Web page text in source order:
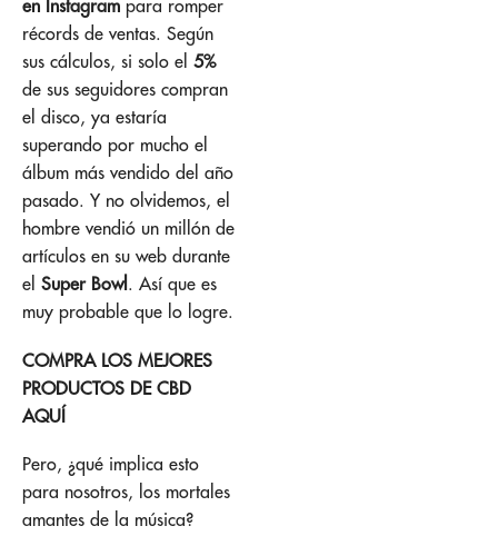
en Instagram para romper
récords de ventas. Según
sus cálculos, si solo el 5%
de sus seguidores compran
el disco, ya estaría
superando por mucho el
álbum más vendido del año
pasado. Y no olvidemos, el
hombre vendió un millón de
artículos en su web durante
el Super Bowl . Así que es
muy probable que lo logre.
COMPRA LOS MEJORES
PRODUCTOS DE CBD
AQUÍ
Pero, ¿qué implica esto
para nosotros, los mortales
amantes de la música?